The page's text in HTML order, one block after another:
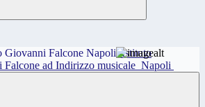
Istituto
ad Indirizzo musicale Napoli